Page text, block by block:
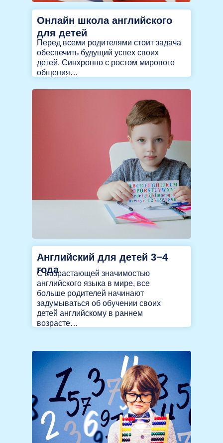
Онлайн школа английского
для детей
Перед всеми родителями стоит задача
обеспечить будущий успех своих
детей. Синхронно с ростом мирового
общения…
Английский для детей 3−4
года
С возрастающей значимостью
английского языка в мире, все
больше родителей начинают
задумываться об обучении своих
детей английскому в раннем
возрасте…